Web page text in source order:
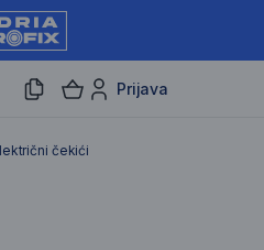
Prijava
čekići